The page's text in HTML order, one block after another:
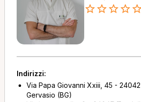
Indirizzi:
Via Papa Giovanni Xxiii, 45 -
Gervasio (BG)